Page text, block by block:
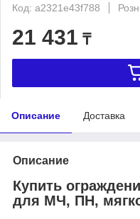
Код: a2321e43f788
21 431 ₸
Описание Доставка
Описание
Купить
для МЧ, ПН,